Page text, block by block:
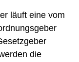
läuft eine vom
die